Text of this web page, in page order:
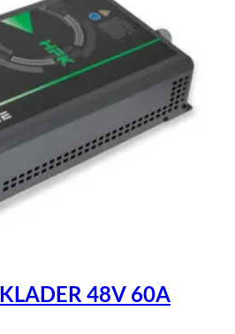
48V 60A